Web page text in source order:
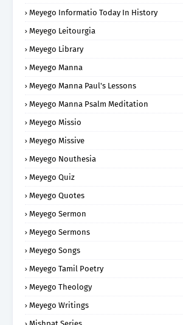
Meyego Informatio Today In History
Meyego Leitourgia
Meyego Library
Meyego Manna
Meyego Manna Paul's Lessons
Meyego Manna Psalm Meditation
Meyego Missio
Meyego Missive
Meyego Nouthesia
Meyego Quiz
Meyego Quotes
Meyego Sermon
Meyego Sermons
Meyego Songs
Meyego Tamil Poetry
Meyego Theology
Meyego Writings